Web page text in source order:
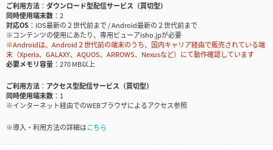
ご利用方法
ダウンロード型配信サービス（買切型）
同時使用端末数
2
対応OS
iOS最新の２世代前まで / Android最新の２世代前まで
※コンテンツの使用にあたり、専用ビューアisho.jpが必要
※Androidは、Android２世代前の端末のうち、国内キャリア経由で販売されている端
末（Xperia、GALAXY、AQUOS、ARROWS、Nexusなど）にて動作確認しています
必要メモリ容量
270 MB以上
ご利用方法
アクセス型配信サービス（買切型）
同時使用端末数
1
※インターネット経由でのWEBブラウザによるアクセス参照
※導入・利用方法の詳細はこちら